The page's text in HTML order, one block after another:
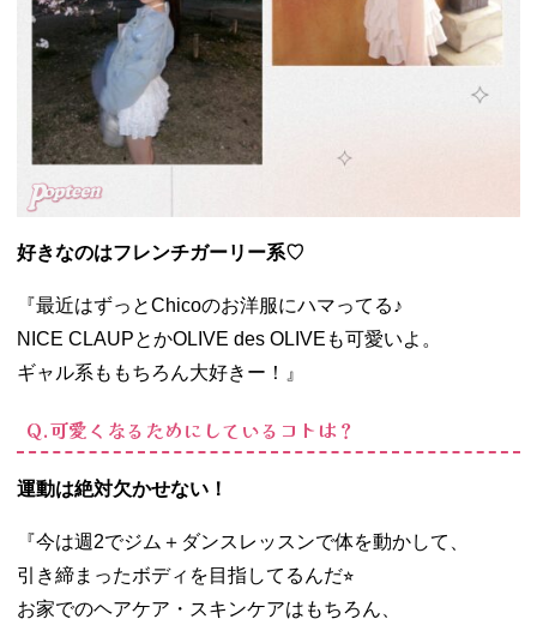
好きなのはフレンチガーリー系♡
『最近はずっとChicoのお洋服にハマってる♪
NICE CLAUPとかOLIVE des OLIVEも可愛いよ。
ギャル系ももちろん大好きー！』
Q.可愛くなるためにしているコトは？
運動は絶対欠かせない！
『今は週2でジム＋ダンスレッスンで体を動かして、
引き締まったボディを目指してるんだ⭐︎
お家でのヘアケア・スキンケアはもちろん、